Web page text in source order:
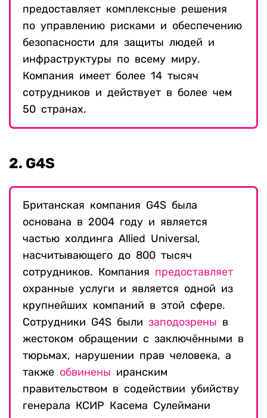
предоставляет комплексные решения
по управлению рисками и обеспечению
безопасности для защиты людей и
инфраструктуры по всему миру.
Компания имеет более 14 тысяч
сотрудников и действует в более чем
50 странах.
2. G4S
Британская компания G4S была
основана в 2004 году и является
частью холдинга Allied Universal,
насчитывающего до 800 тысяч
сотрудников. Компания предоставляет
охранные услуги и является одной из
крупнейших компаний в этой сфере.
Сотрудники G4S были заподозрены в
жестоком обращении с заключёнными в
тюрьмах, нарушении прав человека, а
также обвинены иранским
правительством в содействии убийству
генерала КСИР Касема Сулеймани